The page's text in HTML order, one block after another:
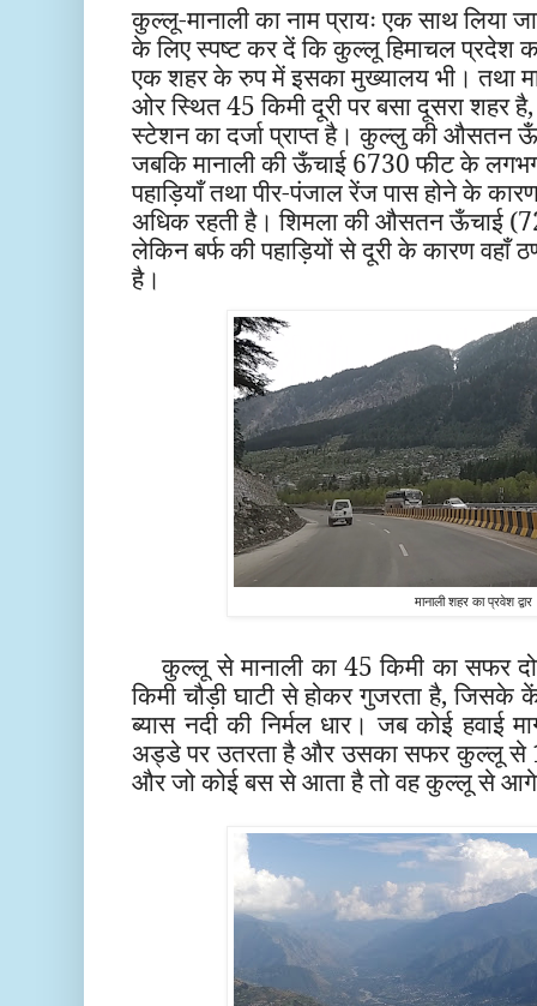
कुल्लू-मानाली का नाम प्रायः एक साथ लिया
के लिए स्पष्ट कर दें कि कुल्लू हिमाचल
एक शहर के रुप में इसका मुख्यालय भी। तथा
ओर स्थित 45 किमी दूरी पर बसा दूसरा शहर
स्टेशन का दर्जा प्राप्त है। कुल्लु की औसतन
जबकि मानाली की ऊँचाई 6730 फीट के
पहाड़ियाँ तथा पीर-पंजाल रेंज पास होने के
अधिक रहती है। शिमला की औसतन ऊँचाई
लेकिन बर्फ की पहाड़ियों से दूरी के कारण वहाँ
है।
मानाली शहर का प्रवेश द्वार
कुल्लू से मानाली का 45 किमी का सफर
किमी चौड़ी घाटी से होकर गुजरता है,
ब्यास नदी की निर्मल धार। जब कोई हवाई
अड्डे पर उतरता है और उसका सफर कुल्लू से
और जो कोई बस से आता है तो वह कुल्लू से आगे